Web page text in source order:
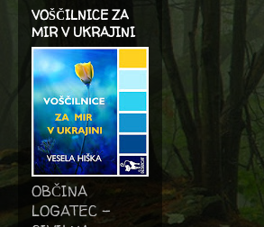
VOŠČILNICE ZA
MIR V UKRAJINI
OBČINA
LOGATEC -